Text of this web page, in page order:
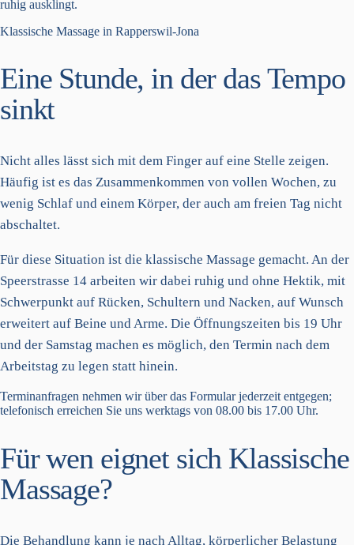
ruhig ausklingt.
Klassische Massage in Rapperswil-Jona
Eine Stunde, in der das Tempo
sinkt
Nicht alles lässt sich mit dem Finger auf eine Stelle zeigen.
Häufig ist es das Zusammenkommen von vollen Wochen, zu
wenig Schlaf und einem Körper, der auch am freien Tag nicht
abschaltet.
Für diese Situation ist die klassische Massage gemacht. An der
Speerstrasse 14 arbeiten wir dabei ruhig und ohne Hektik, mit
Schwerpunkt auf Rücken, Schultern und Nacken, auf Wunsch
erweitert auf Beine und Arme. Die Öffnungszeiten bis 19 Uhr
und der Samstag machen es möglich, den Termin nach dem
Arbeitstag zu legen statt hinein.
Terminanfragen nehmen wir über das Formular jederzeit entgegen;
telefonisch erreichen Sie uns werktags von 08.00 bis 17.00 Uhr.
Für wen eignet sich Klassische
Massage?
Die Behandlung kann je nach Alltag, körperlicher Belastung